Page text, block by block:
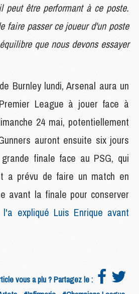
peut être performant à ce poste.
faire passer ce joueur d'un poste
que nous devons essayer
Burnley lundi, Arsenal aura un
League à jouer face à
24 mai, potentiellement
auront ensuite six jours
finale face au PSG, qui
a prévu de faire un match en
avant la finale pour conserver
l'a expliqué Luis Enrique avant
vous a plu ? Partagez le :